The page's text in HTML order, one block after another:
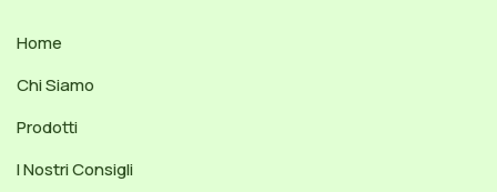
Home
Chi Siamo
Prodotti
I Nostri Consigli